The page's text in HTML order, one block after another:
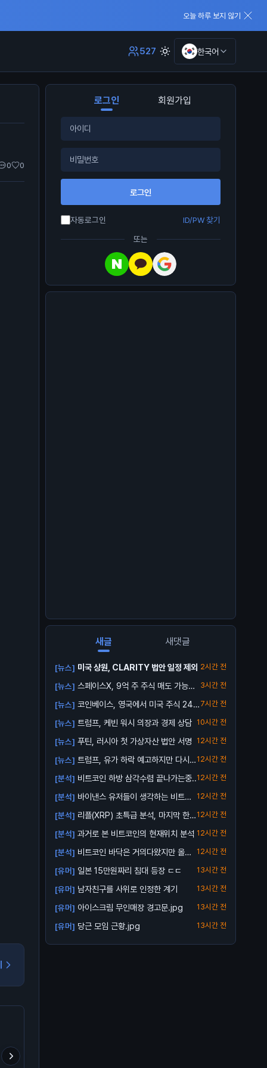
오늘 하루 보지 않기
527 한국어
0 0
로그인 회원가입
로그인
자동로그인
ID/PW 찾기
또는
새글 새댓글
[뉴스] 미국 상원, CLARITY 법안 일정 제외 2시간 전
[뉴스] 스페이스X, 9억 주 주식 매도 가능해
3시간 전
[뉴스] 코인베이스, 영국에서 미국 주식 24/
5 거래...
7시간 전
[뉴스] 트럼프, 케빈 워시 의장과 경제 상담 10시간 전
[뉴스] 푸틴, 러시아 첫 가상자산 법안 서명 12시간 전
[뉴스] 트럼프, 유가 하락 예고하지만 다시
오를 수 ...
12시간 전
[분석] 비트코인 하방 삼각수렴 끝나가는중..12시간 전
[분석] 바이낸스 유저들이 생각하는 비트코
인 바닥
12시간 전
[분석] 리플(XRP) 초특급 분석, 마지막 한번
받아...
12시간 전
[분석] 과거로 본 비트코인의 현재위치 분석 12시간 전
[분석] 비트코인 바닥은 거의다왔지만 올인
은 금지
12시간 전
[유머] 일본 15만원짜리 침대 등장 ㄷㄷ 13시간 전
[유머] 남자친구를 사위로 인정한 계기 13시간 전
[유머] 아이스크림 무인매장 경고문.jpg 13시간 전
[유머] 당근 모임 근황.jpg 13시간 전